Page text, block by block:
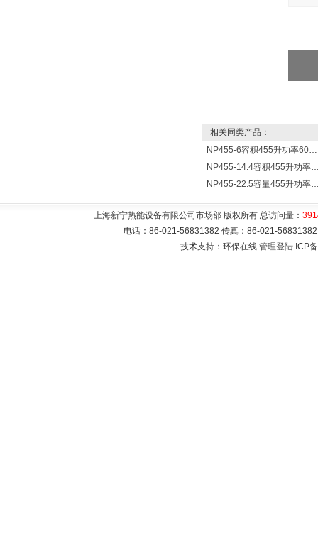
相关同类产品：
NP455-6容积455升功率6000瓦新宁电热水器 热水锅炉
NP455-14.4容积455升功率14400瓦蓄
NP455-22.5容量455升功率22500瓦储
上海新宁热能设备有限公司市场部 版权所有 总访问量：
电话：86-021-56831382 传真：86-021-
技术支持：环保在线 管理登陆 ICP